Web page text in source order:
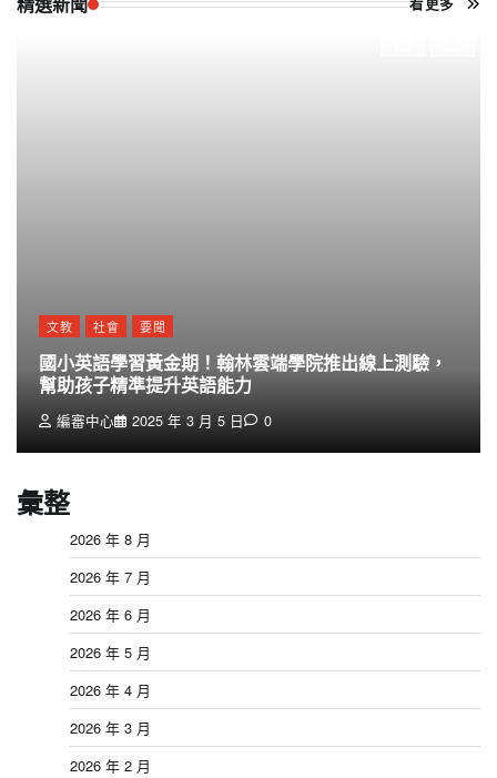
文教 社會 要聞
國小英語學習黃金期！翰林雲端學院推出線上測驗，
幫助孩子精準提升英語能力
編審中心 2025 年 3 月 5 日 0
彙整
2026 年 8 月
2026 年 7 月
2026 年 6 月
2026 年 5 月
2026 年 4 月
2026 年 3 月
2026 年 2 月